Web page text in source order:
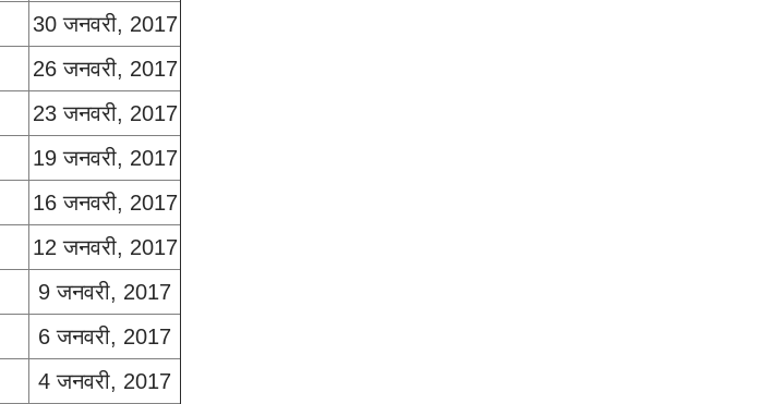
30 जनवरी, 2017
26 जनवरी, 2017
23 जनवरी, 2017
19 जनवरी, 2017
16 जनवरी, 2017
12 जनवरी, 2017
9 जनवरी, 2017
6 जनवरी, 2017
4 जनवरी, 2017